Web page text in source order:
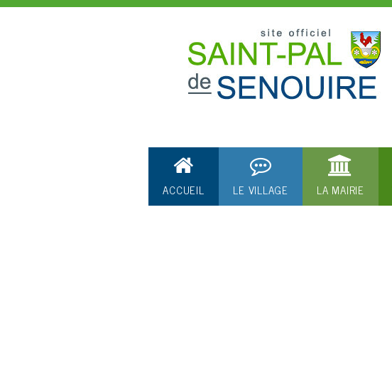
ACCUEIL LE VILLAGE LA MAIRIE